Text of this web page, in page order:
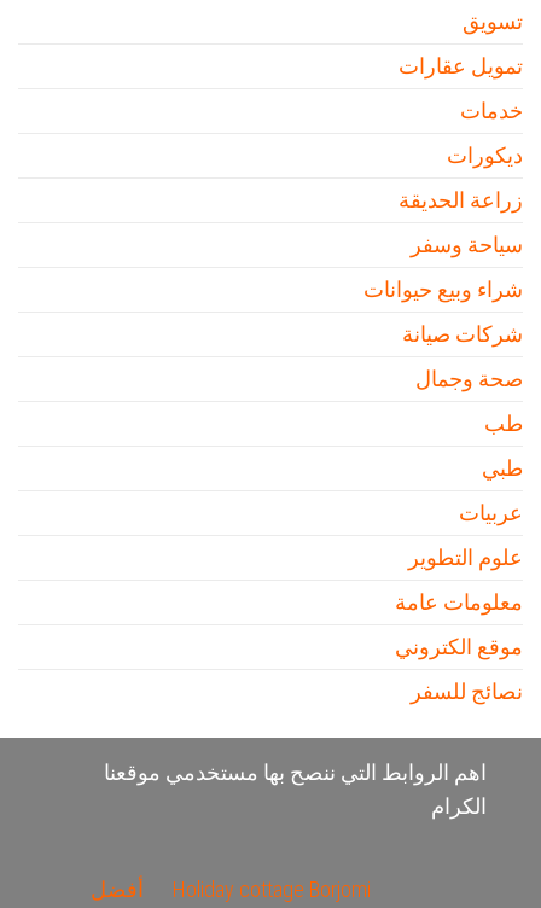
تسويق
تمويل عقارات
خدمات
ديكورات
زراعة الحديقة
سياحة وسفر
شراء وبيع حيوانات
شركات صيانة
صحة وجمال
طب
طبي
عربيات
علوم التطوير
معلومات عامة
موقع الكتروني
نصائج للسفر
اهم الروابط التي ننصح بها مستخدمي موقعنا
الكرام
Holiday cottage Borjomi
أفضل